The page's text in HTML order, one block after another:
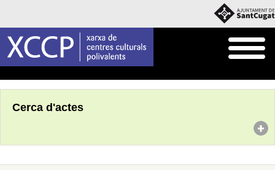
Cerca d'actes